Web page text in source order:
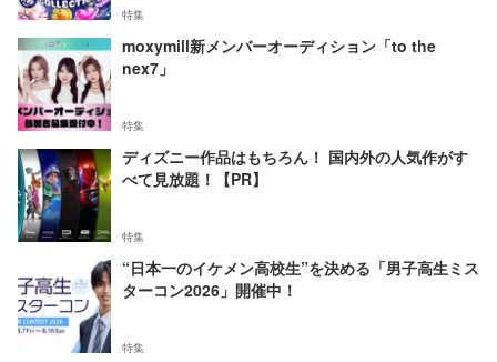
特集
moxymill新メンバーオーディション「to the
nex7」
特集
ディズニー作品はもちろん！ 国内外の人気作がす
べて見放題！【PR】
特集
“日本一のイケメン高校生”を決める「男子高生ミス
ターコン2026」開催中！
特集